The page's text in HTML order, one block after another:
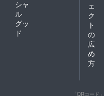
シャ
ル
グッ
ド
ェ
ク
ト
の
広
め
方
「QRコード